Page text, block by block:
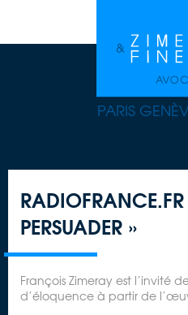
PARIS
RADIOFRANCE.FR
PERSUADER »
François Zimeray est l’invité
d’éloquence à partir de